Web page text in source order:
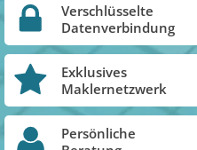
Verschlüsselte
Datenverbindung
Exklusives
Maklernetzwerk
Persönliche